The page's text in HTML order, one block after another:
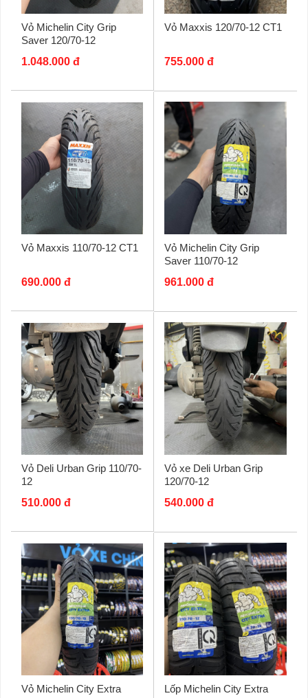
Vỏ Michelin City Grip
Saver 120/70-12
1.048.000 đ
Vỏ Maxxis 120/70-12 CT1
755.000 đ
Vỏ Maxxis 110/70-12 CT1
690.000 đ
Vỏ Michelin City Grip
Saver 110/70-12
961.000 đ
Vỏ Deli Urban Grip 110/70-
12
510.000 đ
Vỏ xe Deli Urban Grip
120/70-12
540.000 đ
Vỏ Michelin City Extra
Lốp Michelin City Extra